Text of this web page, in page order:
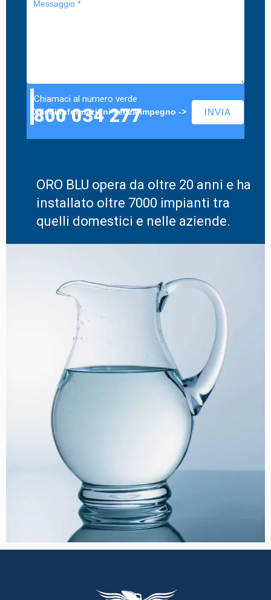
Chiedi informazioni senza impegno -> INVIA
ORO BLU opera da oltre 20 anni e ha
installato oltre 7000 impianti tra
quelli domestici e nelle aziende.
Chiamaci al numero verde
800 034 277